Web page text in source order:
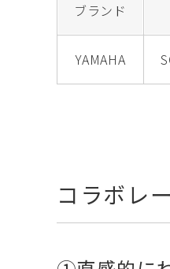
ブランド
YAMAHA
コラボレ